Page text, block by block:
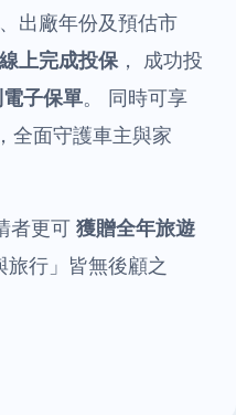
出廠年份及預估市
上完成投保， 成功投
子保單。 同時可享
全面守護車主與家
者更可 獲贈全年旅遊
旅行」皆無後顧之